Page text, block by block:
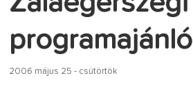
programajánló
2006 május 25 - csütörtök